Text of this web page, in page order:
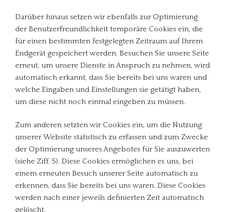
Darüber hinaus setzen wir ebenfalls zur Optimierung
der Benutzerfreundlichkeit temporäre Cookies ein, die
für einen bestimmten festgelegten Zeitraum auf Ihrem
Endgerät gespeichert werden. Besuchen Sie unsere Seite
erneut, um unsere Dienste in Anspruch zu nehmen, wird
automatisch erkannt, dass Sie bereits bei uns waren und
welche Eingaben und Einstellungen sie getätigt haben,
um diese nicht noch einmal eingeben zu müssen.
Zum anderen setzten wir Cookies ein, um die Nutzung
unserer Website statistisch zu erfassen und zum Zwecke
der Optimierung unseres Angebotes für Sie auszuwerten
(siehe Ziff. 5). Diese Cookies ermöglichen es uns, bei
einem erneuten Besuch unserer Seite automatisch zu
erkennen, dass Sie bereits bei uns waren. Diese Cookies
werden nach einer jeweils definierten Zeit automatisch
gelöscht.